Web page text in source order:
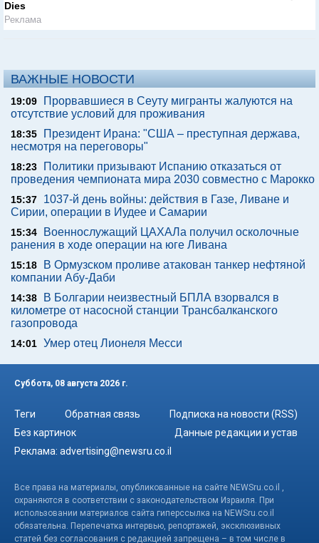
Dies
Реклама
ВАЖНЫЕ НОВОСТИ
19:09
Прорвавшиеся в Сеуту мигранты жалуются на
отсутствие условий для проживания
18:35
Президент Ирана: "США – преступная держава,
несмотря на переговоры"
18:23
Политики призывают Испанию отказаться от
проведения чемпионата мира 2030 совместно с Марокко
15:37
1037-й день войны: действия в Газе, Ливане и
Сирии, операции в Иудее и Самарии
15:34
Военнослужащий ЦАХАЛа получил осколочные
ранения в ходе операции на юге Ливана
15:18
В Ормузском проливе атакован танкер нефтяной
компании Абу-Даби
14:38
В Болгарии неизвестный БПЛА взорвался в
километре от насосной станции Трансбалканского
газопровода
14:01 Умер отец Лионеля Месси
Суббота, 08 августа 2026 г.
Теги Обратная связь
Подписка на новости (RSS)
Без картинок
Данные редакции и устав
Реклама: advertising@newsru.co.il
Все права на материалы, опубликованные на сайте NEWSru.co.il ,
охраняются в соответствии с законодательством Израиля. При
использовании материалов сайта гиперссылка на NEWSru.co.il
обязательна. Перепечатка интервью, репортажей, эксклюзивных
статей без согласования с редакцией запрещена – в том числе в